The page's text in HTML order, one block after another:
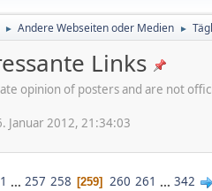
► Andere Webseiten oder Medien ►
Links
opinion of posters and are not
Januar 2012, 21:34:03
1 ... 257 258 259 260 261 ... 342